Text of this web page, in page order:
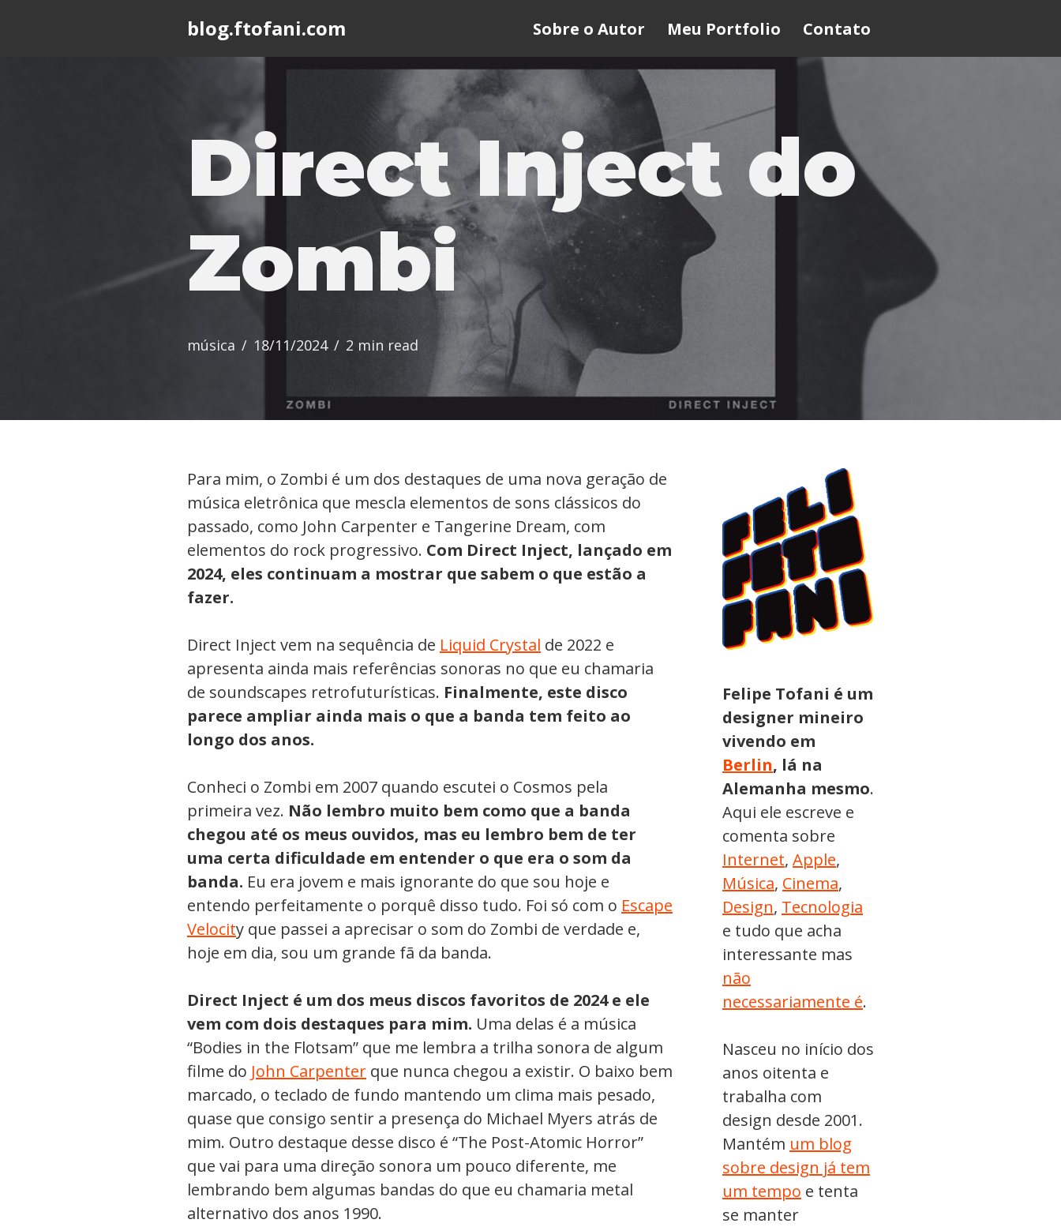
blog.ftofani.com Sobre o Autor Meu Portfolio Contato
Direct Inject do
Zombi
música 18/11/2024 2 min read
Para mim, o Zombi é um dos destaques de uma nova geração de
música eletrônica que mescla elementos de sons clássicos do
passado, como John Carpenter e Tangerine Dream, com
elementos do rock progressivo. Com Direct Inject, lançado em
2024, eles continuam a mostrar que sabem o que estão a
fazer.
Direct Inject vem na sequência de Liquid Crystal de 2022 e
apresenta ainda mais referências sonoras no que eu chamaria
de soundscapes retrofuturísticas. Finalmente, este disco
parece ampliar ainda mais o que a banda tem feito ao
longo dos anos.
Conheci o Zombi em 2007 quando escutei o Cosmos pela
primeira vez. Não lembro muito bem como que a banda
chegou até os meus ouvidos, mas eu lembro bem de ter
uma certa dificuldade em entender o que era o som da
banda. Eu era jovem e mais ignorante do que sou hoje e
entendo perfeitamente o porquê disso tudo. Foi só com o Escape
Velocity que passei a aprecisar o som do Zombi de verdade e,
hoje em dia, sou um grande fã da banda.
Direct Inject é um dos meus discos favoritos de 2024 e ele
vem com dois destaques para mim. Uma delas é a música
“Bodies in the Flotsam” que me lembra a trilha sonora de algum
filme do John Carpenter que nunca chegou a existir. O baixo bem
marcado, o teclado de fundo mantendo um clima mais pesado,
quase que consigo sentir a presença do Michael Myers atrás de
mim. Outro destaque desse disco é “The Post-Atomic Horror”
que vai para uma direção sonora um pouco diferente, me
lembrando bem algumas bandas do que eu chamaria metal
alternativo dos anos 1990.
Felipe Tofani é um
designer mineiro
vivendo em
Berlin, lá na
Alemanha mesmo.
Aqui ele escreve e
comenta sobre
Internet, Apple,
Música, Cinema,
Design, Tecnologia
e tudo que acha
interessante mas
não
necessariamente é.
Nasceu no início dos
anos oitenta e
trabalha com
design desde 2001.
Mantém um blog
sobre design já tem
um tempo e tenta
se manter